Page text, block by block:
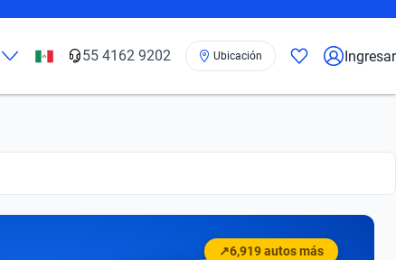
55 4162 9202 Ubicación Ingresar
↗6,919 autos más